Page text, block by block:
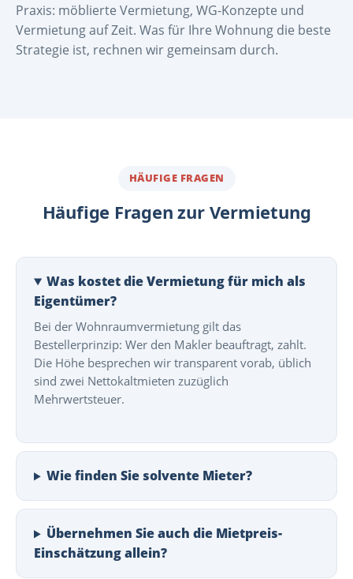
Praxis: möblierte Vermietung, WG-Konzepte und
Vermietung auf Zeit. Was für Ihre Wohnung die beste
Strategie ist, rechnen wir gemeinsam durch.
HÄUFIGE FRAGEN
Häufige Fragen zur Vermietung
Was kostet die Vermietung für mich als
Eigentümer?
Bei der Wohnraumvermietung gilt das
Bestellerprinzip: Wer den Makler beauftragt, zahlt.
Die Höhe besprechen wir transparent vorab, üblich
sind zwei Nettokaltmieten zuzüglich
Mehrwertsteuer.
Wie finden Sie solvente Mieter?
Übernehmen Sie auch die Mietpreis-
Einschätzung allein?